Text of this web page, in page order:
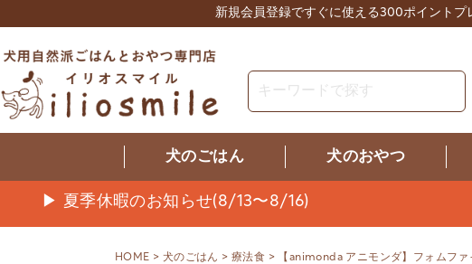
新規会員登録ですぐに使える300ポイントプ
犬のごはん 犬のおやつ
▶ 夏季休暇のお知らせ(8/13〜8/16)
HOME 犬のごはん 療法食 【animonda アニモンダ】フォムフ